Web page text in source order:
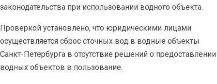
законодательства при использовании водного объекта.
Проверкой установлено, что юридическими лицами
осуществляется сброс сточных вод в водные объекты
Санкт-Петербурга в отсутствие решений о предоставлении
водных объектов в пользование.